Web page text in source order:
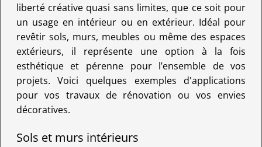
liberté créative quasi sans limites, que ce soit pour
un usage en intérieur ou en extérieur. Idéal pour
revêtir sols, murs, meubles ou même des espaces
extérieurs, il représente une option à la fois
esthétique et pérenne pour l’ensemble de vos
projets. Voici quelques exemples d'applications
pour vos travaux de rénovation ou vos envies
décoratives.
Sols et murs intérieurs